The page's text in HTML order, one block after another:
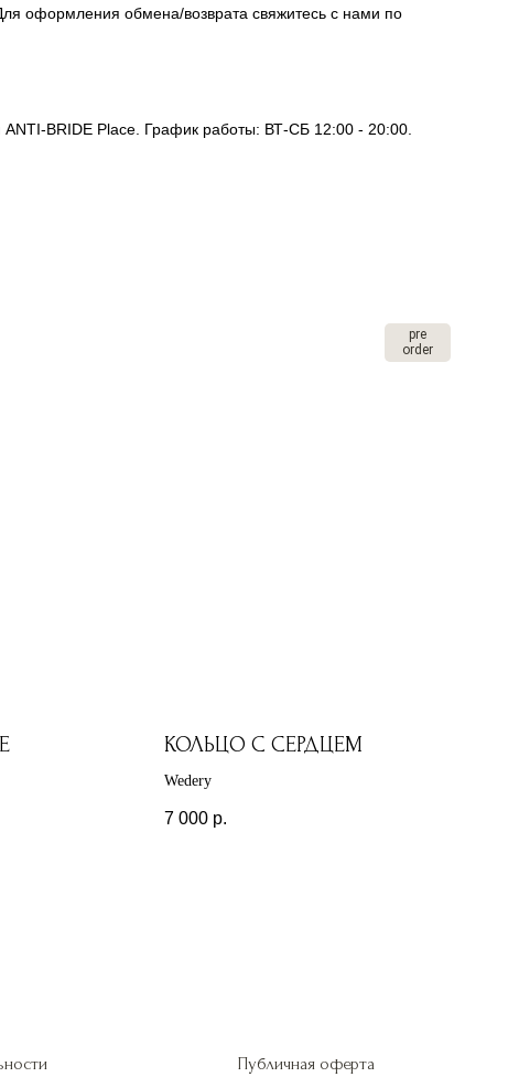
оформления обмена/возврата свяжитесь с нами по
BRIDE Place. График работы: ВТ-СБ 12:00 - 20:00.
pre
order
КОЛЬЦО С СЕРДЦЕМ
Wedery
7 000 р.
Публичная оферта